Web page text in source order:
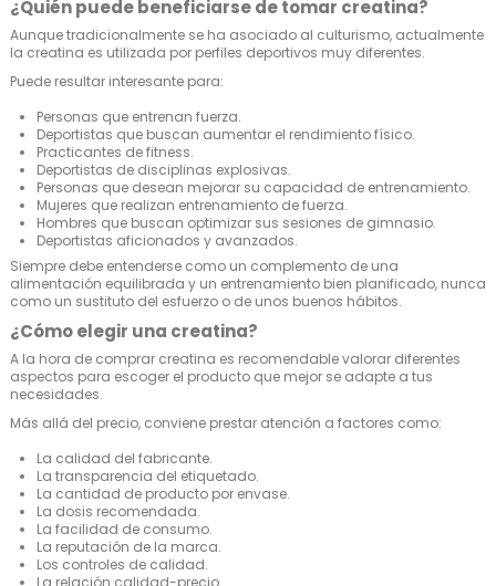
¿Quién puede beneficiarse de tomar creatina?
Aunque tradicionalmente se ha asociado al culturismo, actualmente
la creatina es utilizada por perfiles deportivos muy diferentes.
Puede resultar interesante para:
Personas que entrenan fuerza.
Deportistas que buscan aumentar el rendimiento físico.
Practicantes de fitness.
Deportistas de disciplinas explosivas.
Personas que desean mejorar su capacidad de entrenamiento.
Mujeres que realizan entrenamiento de fuerza.
Hombres que buscan optimizar sus sesiones de gimnasio.
Deportistas aficionados y avanzados.
Siempre debe entenderse como un complemento de una
alimentación equilibrada y un entrenamiento bien planificado, nunca
como un sustituto del esfuerzo o de unos buenos hábitos.
¿Cómo elegir una creatina?
A la hora de comprar creatina es recomendable valorar diferentes
aspectos para escoger el producto que mejor se adapte a tus
necesidades.
Más allá del precio, conviene prestar atención a factores como:
La calidad del fabricante.
La transparencia del etiquetado.
La cantidad de producto por envase.
La dosis recomendada.
La facilidad de consumo.
La reputación de la marca.
Los controles de calidad.